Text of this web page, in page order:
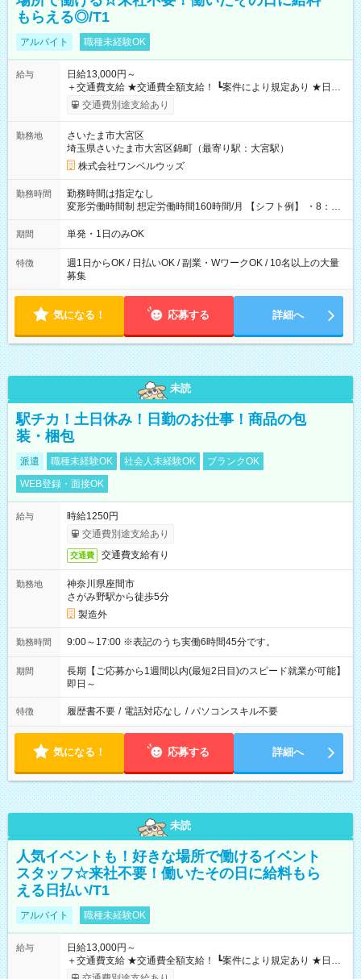
もらえる◎/T1
アルバイト 職種未経験OK
給与
日給13,000円～
＋交通費支給 ★交通費全額支給！ ┗案件により規定あり ★日払
いOK！（規定あり） ┗働いたその日に現金GET♪ お仕事後はコ
ンビニATMから 日払い分を引き落とせます！ 【試用期間】試
交通費別途支給あり
勤務地
さいたま市大宮区
埼玉県さいたま市大宮区錦町（最寄り駅：大宮駅）
株式会社ワンベルウッズ
勤務時間
勤務時間は指定なし
変形労働時間制 想定労働時間160時間/月 【シフト例】 ・8：00
～21：00
期間 単発・1日のみOK
特徴
週1日からOK / 日払いOK / 副業・WワークOK / 10名以上の大量
募集
気になる！ 応募する 詳細へ
未読
駅チカ！土日休み！日勤のお仕事！商品の包
装・梱包
派遣 職種未経験OK 社会人未経験OK
ブランクOK
WEB登録・面接OK
給与
時給1250円
交通費別途支給あり
交通費 交通費支給有り
勤務地
神奈川県座間市
さがみ野駅から徒歩5分
製造外
勤務時間 9:00～17:00 ※表記のうち実働6時間45分です。
期間
長期【ご応募から1週間以内(最短2日目)のスピード就業が可能】
即日～
特徴 履歴書不要 / 電話対応なし / パソコンスキル不要
気になる！ 応募する 詳細へ
未読
人気イベントも！好きな場所で働けるイベント
スタッフ☆来社不要！働いたその日に給料もら
える日払い/T1
アルバイト 職種未経験OK
給与
日給13,000円～
＋交通費支給 ★交通費全額支給！ ┗案件により規定あり ★日払
いOK！（規定あり） ┗働いたその日に現金GET♪ お仕事後はコ